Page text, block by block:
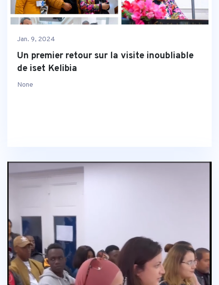
Jan. 9, 2024
Un premier retour sur la visite inoubliable
de iset Kelibia
None